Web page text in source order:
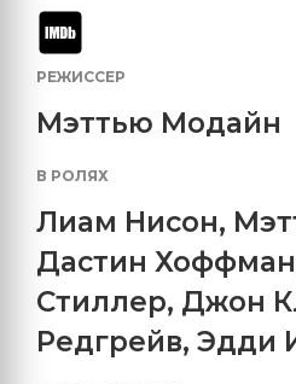
РЕЖИССЕР
Мэттью Модайн
В РОЛЯХ
Лиам Нисон,
Дастин Хоффман
Стиллер, Джон
Редгрейв, Эдди